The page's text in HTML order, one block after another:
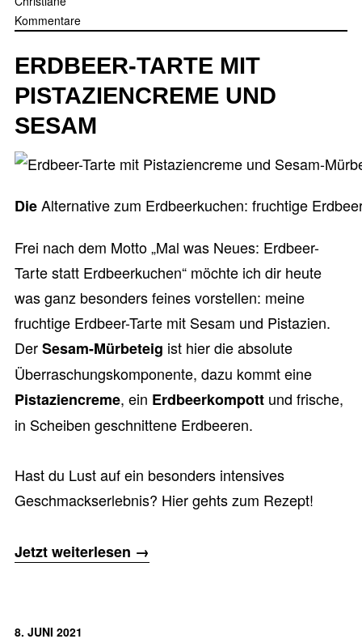
Kommentare
ERDBEER-TARTE MIT
PISTAZIENCREME UND
SESAM
DieAlternative zum Erdbeerkuchen: fruchtige
Frei nach dem Motto „Mal was Neues: Erdbeer-
Tarte statt Erdbeerkuchen“ möchte ich dir heute
was ganz besonders feines vorstellen: meine
fruchtige Erdbeer-Tarte mit Sesam und Pistazien.
DerSesam-Mürbeteig ist hier die absolute
Überraschungskomponente, dazu kommt eine
Pistaziencreme, ein Erdbeerkompott und frische,
in Scheiben geschnittene Erdbeeren.
Hast du Lust auf ein besonders intensives
Geschmackserlebnis? Hier gehts zum Rezept!
Jetzt weiterlesen „Erdbeer-
→
8. JUNI 2021